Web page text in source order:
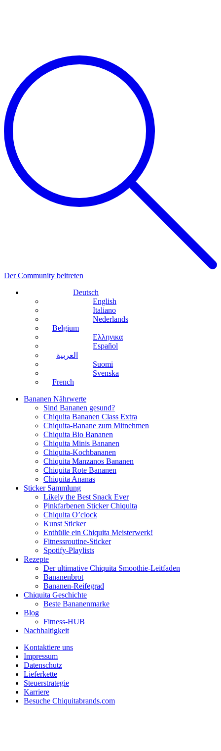
Der Community beitreten
Deutsch
English
Italiano
Nederlands
Belgium
Ελληνικα
Español
العربية
Suomi
Svenska
French
Bananen Nährwerte
Sind Bananen gesund?
Chiquita Bananen Class Extra
Chiquita-Banane zum Mitnehmen
Chiquita Bio Bananen
Chiquita Minis Bananen
Chiquita-Kochbananen
Chiquita Manzanos Bananen
Chiquita Rote Bananen
Chiquita Ananas
Sticker Sammlung
Likely the Best Snack Ever
Pinkfarbenen Sticker Chiquita
Chiquita O’clock
Kunst Sticker
Enthülle ein Chiquita Meisterwerk!
Fitnessroutine-Sticker
Spotify-Playlists
Rezepte
Der ultimative Chiquita Smoothie-Leitfaden
Bananenbrot
Bananen-Reifegrad
Chiquita Geschichte
Beste Bananenmarke
Blog
Fitness-HUB
Nachhaltigkeit
Kontaktiere uns
Impressum
Datenschutz
Lieferkette
Steuerstrategie
Karriere
Besuche Chiquitabrands.com